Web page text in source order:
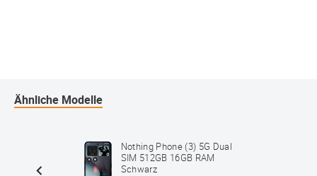
Ähnliche Modelle
Nothing Phone (3) 5G Dual
SIM 512GB 16GB RAM
Schwarz